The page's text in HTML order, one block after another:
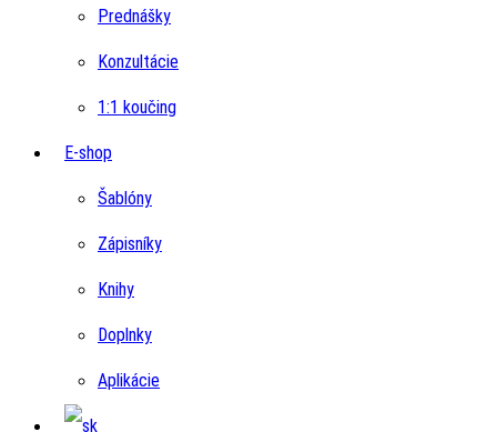
Prednášky
Konzultácie
1:1 koučing
E-shop
Šablóny
Zápisníky
Knihy
Doplnky
Aplikácie